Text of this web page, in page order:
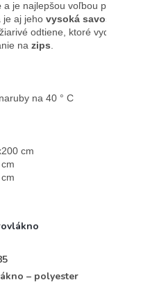
a je najlepšou voľbou pre
je aj jeho vysoká savosť
odtiene, ktoré vydržia.
na zips
na 40 ° C
cm
– polyester